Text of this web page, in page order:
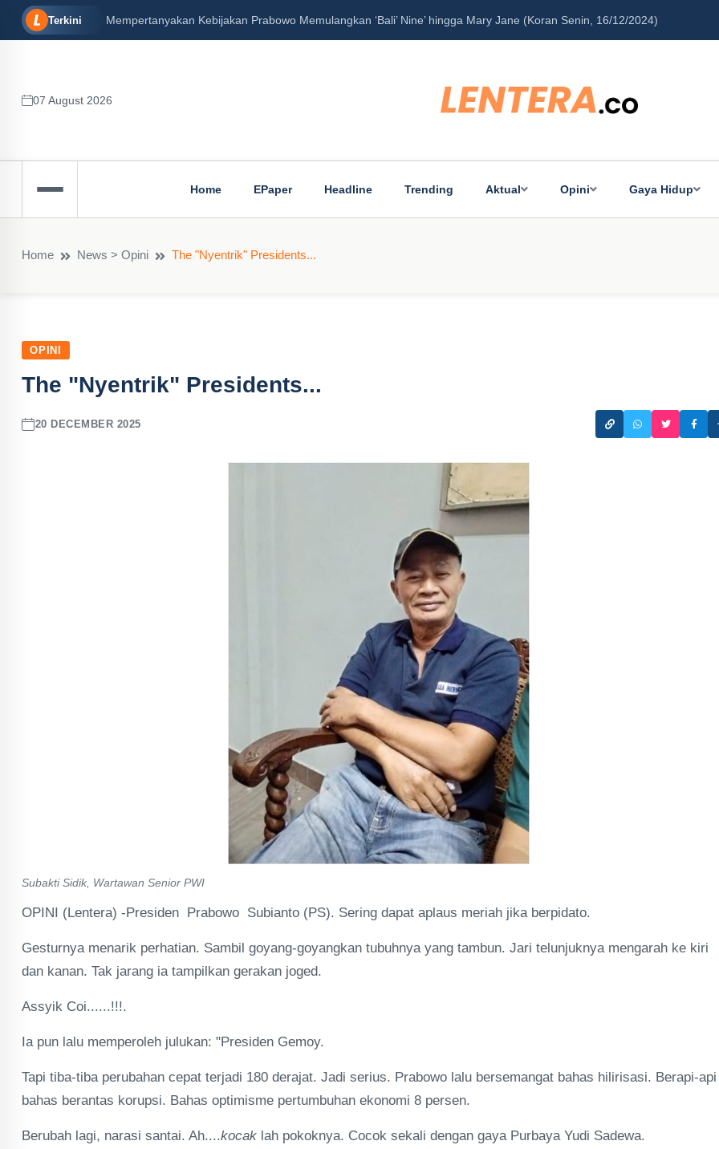
Terkini Mempertanyakan Kebijakan Prabowo Memulangkan ‘Bali’ Nine’ hingga Mary Jane (Koran Senin, 16/12/2024)
07 August 2026
Home EPaper Headline Trending Aktual Opini Gaya Hidup
Home News > Opini The "Nyentrik" Presidents...
OPINI
The "Nyentrik" Presidents...
20 DECEMBER 2025
Subakti Sidik, Wartawan Senior PWI
OPINI (Lentera) -Presiden Prabowo Subianto (PS). Sering dapat aplaus meriah jika berpidato.
Gesturnya menarik perhatian. Sambil goyang-goyangkan tubuhnya yang tambun. Jari telunjuknya mengarah ke kiri
dan kanan. Tak jarang ia tampilkan gerakan joged.
Assyik Coi......!!!.
Ia pun lalu memperoleh julukan: "Presiden Gemoy.
Tapi tiba-tiba perubahan cepat terjadi 180 derajat. Jadi serius. Prabowo lalu bersemangat bahas hilirisasi. Berapi-api
bahas berantas korupsi. Bahas optimisme pertumbuhan ekonomi 8 persen.
Berubah lagi, narasi santai. Ah....kocak lah pokoknya. Cocok sekali dengan gaya Purbaya Yudi Sadewa.